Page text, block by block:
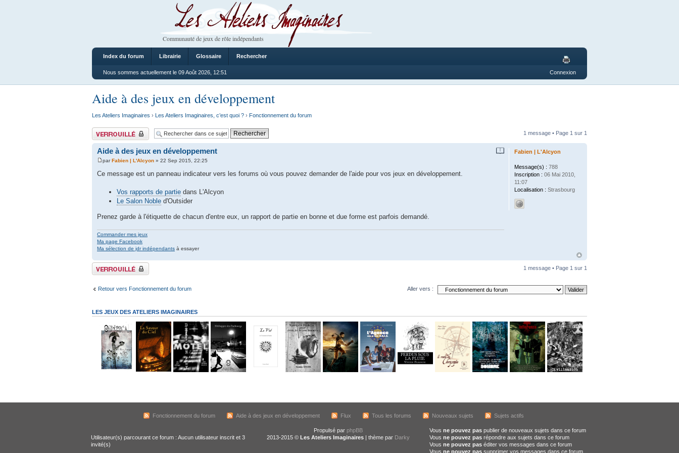
Les Ateliers Imaginaires
Communauté de jeux de rôle indépendants
Index du forum Librairie Glossaire Rechercher
Nous sommes actuellement le 09 Août 2026, 12:51 Connexion
Aide à des jeux en développement
Les Ateliers Imaginaires › Les Ateliers Imaginaires, c’est quoi ? › Fonctionnement du forum
Sujet verrouillé 1 message • Page 1 sur 1
Aide à des jeux en développement
parFabien | L'Alcyon » 22 Sep 2015, 22:25
Ce message est un panneau indicateur vers les forums où vous pouvez demander de l'aide pour vos jeux en développement.
Vos rapports de partie dans L'Alcyon
Le Salon Noble d'Outsider
Prenez garde à l'étiquette de chacun d'entre eux, un rapport de partie en bonne et due forme est parfois demandé.
Commander mes jeux
Ma page Facebook
Ma sélection de jdr indépendants à essayer
Fabien | L'Alcyon
Message(s) : 788
Inscription : 06 Mai 2010,
11:07
Localisation : Strasbourg
Sujet verrouillé 1 message • Page 1 sur 1
Retour vers Fonctionnement du forum Aller vers :
LES JEUX DES ATELIERS IMAGINAIRES
Fonctionnement du forum Aide à des jeux en développement Flux Tous les forums Nouveaux sujets Sujets actifs
Utilisateur(s) parcourant ce forum : Aucun utilisateur inscrit et 3
invité(s)
Vous ne pouvez paspublier de nouveaux sujets dans ce forum
Vous ne pouvez pasrépondre aux sujets dans ce forum
Vous ne pouvez paséditer vos messages dans ce forum
Vous ne pouvez passupprimer vos messages dans ce forum
Propulsé par phpBB
2013-2015 © Les Ateliers Imaginaires | thème par Darky